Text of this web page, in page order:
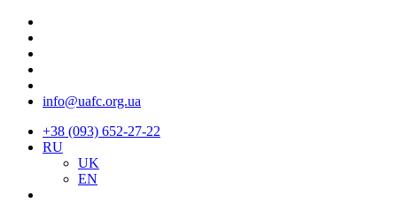
info@uafc.org.ua
+38 (093) 652-27-22
RU
UK
EN